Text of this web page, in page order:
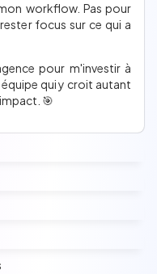
workflow. Pas pour
focus sur ce qui a
pour m'investir à
qui y croit autant
🎯